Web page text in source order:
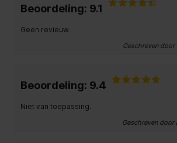
Beoordeling: 9.1
Geen revieuw
Geschreven door
Beoordeling: 9.4
Niet van toepassing.
Geschreven door